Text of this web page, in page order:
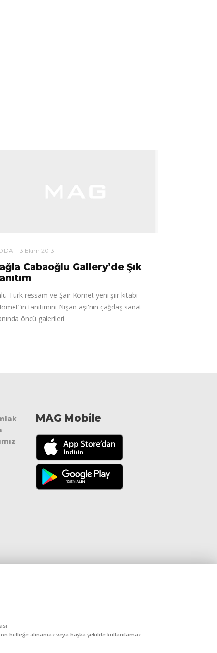
3 Ekim 2013
Cabaoğlu Gallery’de Şık
Türk ressam ve Şair Komet yeni şiir kitabı
tanıtımını Nişantaşı'nın çağdaş sanat
öncü galerileri
MAG Mobile
belleğe alınamaz veya başka şekilde kullanılamaz.